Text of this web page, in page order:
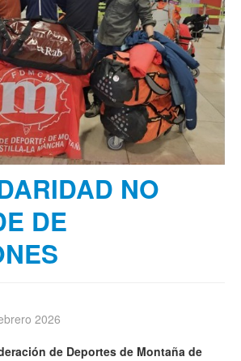
NO
DE
2026
de Deportes de Montaña de